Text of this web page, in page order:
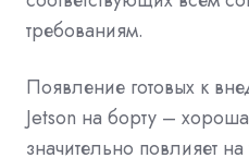
требованиям.
Появление готовых к
Jetson на борту –
значительно повлияет